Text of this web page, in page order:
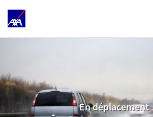
En déplacement